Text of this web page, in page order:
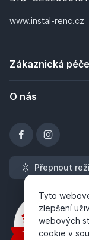
www.instal-renc.cz
Zákaznická péče
O nás
Přepnout
Tyto
zlepšení
webových
cookie v